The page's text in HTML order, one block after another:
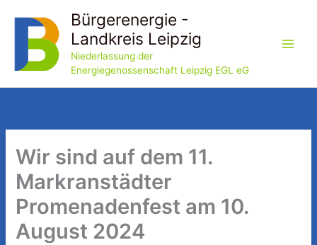
springen
Bürgerenergie -
Landkreis Leipzig
Niederlassung der
Energiegenossenschaft Leipzig EGL eG
Wir sind auf dem 11.
Markranstädter
Promenadenfest am 10.
August 2024